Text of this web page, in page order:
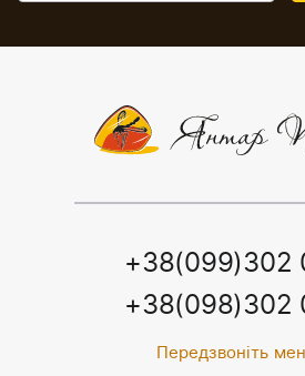
+38(099)302
+38(098)302
Передзвоніть